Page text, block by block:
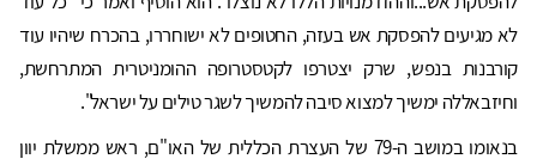
לא מגיעים להפסקת אש בעזה, החטופים לא ישוחררו, בהכרח שיהיו עוד
קורבנות בנפש, שרק יצטרפו לקטסטרופה ההומניטרית המתרחשת,
וחיזבאללה ימשיך למצוא סיבה להמשיך לשגר טילים על ישראל".
בנאומו במושב ה-79 של העצרת הכללית של האו"ם, ראש ממשלת יוון